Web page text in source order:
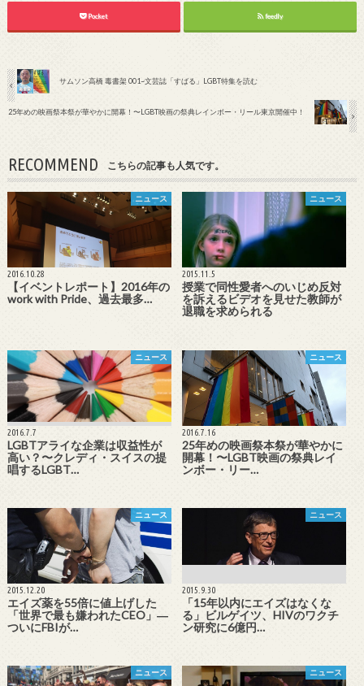
Pocket feedly
サムソン高橋 毒書架 001~文芸誌「すばる」LGBT特集を読む
25年めの映画祭本祭が華やかに開幕！〜LGBT映画の祭典レインボー・リール東京開催中！
RECOMMEND こちらの記事も人気です。
ニュース
2016.10.28
【イベントレポート】2016年の
work with Pride、過去最多…
ニュース
2015.11.5
授業で同性愛者へのいじめ反対
を訴えるビデオを見せた教師が
退職を求められる
ニュース
2016.7.7
LGBTアライな企業は収益性が
高い？〜クレディ・スイスの提
唱するLGBT…
ニュース
2016.7.16
25年めの映画祭本祭が華やかに
開幕！〜LGBT映画の祭典レイ
ンボー・リー…
ニュース
2015.12.20
エイズ薬を55倍に値上げした
「世界で最も嫌われたCEO」―
ついにFBIが…
ニュース
2015.9.30
「15年以内にエイズはなくな
る」ビルゲイツ、HIVのワクチ
ン研究に6億円…
ニュース ニュース